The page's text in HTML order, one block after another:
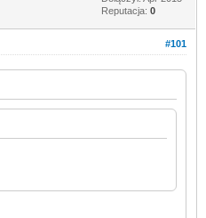
Reputacja: 0
#101